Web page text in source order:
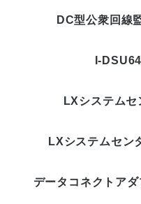
DC型公衆回線
I-
LXシステムセ
LXシステムセン
データコネクトア